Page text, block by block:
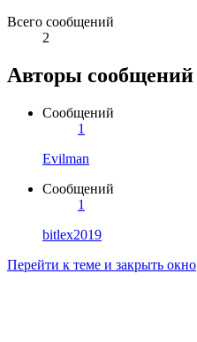
Всего сообщений
2
Авторы сообщений
Сообщений
1
Evilman
Сообщений
1
bitlex2019
Перейти к теме и закрыть окно